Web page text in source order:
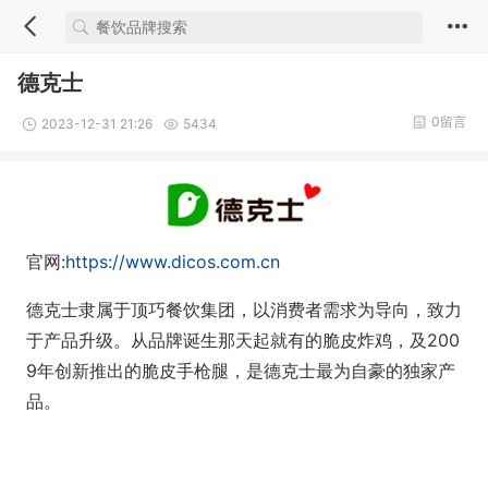
德克士
2023-12-31 21:26 5434 0留言
官网:https://www.dicos.com.cn
德克士隶属于顶巧餐饮集团，以消费者需求为导向，致力
于产品升级。从品牌诞生那天起就有的脆皮炸鸡，及200
9年创新推出的脆皮手枪腿，是德克士最为自豪的独家产
品。